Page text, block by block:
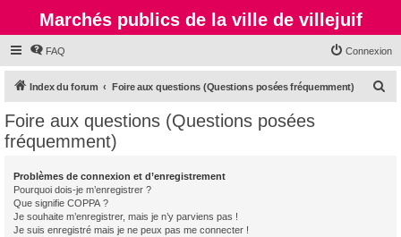
Marchés publics de la ville de villejuif
FAQ Connexion
Index du forum Foire aux questions (Questions posées fréquemment)
Foire aux questions (Questions posées
fréquemment)
Problèmes de connexion et d’enregistrement
Pourquoi dois-je m’enregistrer ?
Que signifie COPPA ?
Je souhaite m’enregistrer, mais je n’y parviens pas !
Je suis enregistré mais je ne peux pas me connecter !